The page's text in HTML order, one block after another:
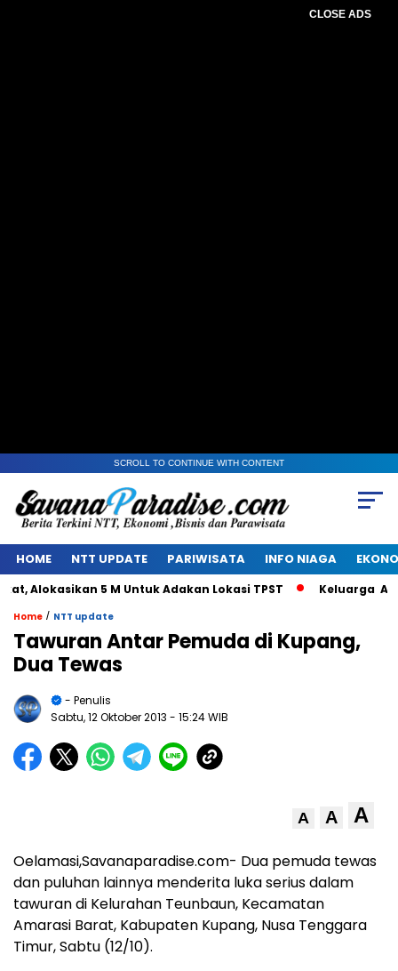
CLOSE ADS
SCROLL TO CONTINUE WITH CONTENT
HOME NTT UPDATE PARIWISATA INFO NIAGA
5 M Untuk Adakan Lokasi TPST Keluarga Alm
Home / NTT update
Tawuran Antar Pemuda di Kupang,
Dua Tewas
- Penulis
Sabtu, 12 Oktober 2013 - 15:24 WIB
A A A
Oelamasi,Savanaparadise.com- Dua pemuda tewas
dan puluhan lainnya menderita luka serius dalam
tawuran di Kelurahan Teunbaun, Kecamatan
Amarasi Barat, Kabupaten Kupang, Nusa Tenggara
Timur, Sabtu (12/10).